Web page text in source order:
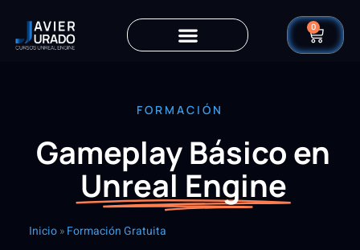
0
FORMACIÓN
Gameplay Básico en
Unreal Engine
Inicio»Formación Gratuita